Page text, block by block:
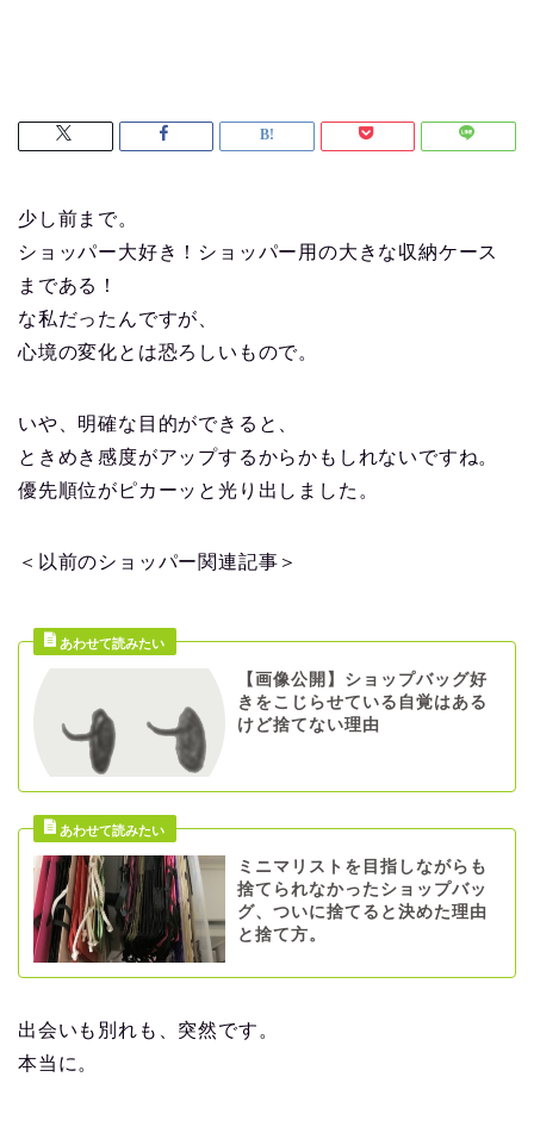
少し前まで。
ショッパー大好き！ショッパー用の大きな収納ケース
まである！
な私だったんですが、
心境の変化とは恐ろしいもので。
いや、明確な目的ができると、
ときめき感度がアップするからかもしれないですね。
優先順位がピカーッと光り出しました。
＜以前のショッパー関連記事＞
【画像公開】ショップバッグ好
きをこじらせている自覚はある
けど捨てない理由
ミニマリストを目指しながらも
捨てられなかったショップバッ
グ、ついに捨てると決めた理由
と捨て方。
出会いも別れも、突然です。
本当に。